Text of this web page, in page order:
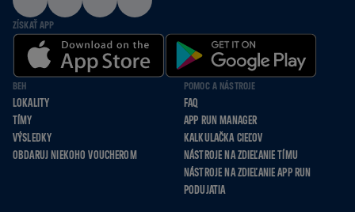
ZÍSKAŤ APP
BEH
LOKALITY
TÍMY
VÝSLEDKY
OBDARUJ NIEKOHO VOUCHEROM
POMOC A NÁSTROJE
FAQ
APP RUN MANAGER
KALKULAČKA CIEĽOV
NÁSTROJE NA ZDIEĽANIE TÍMU
NÁSTROJE NA ZDIEĽANIE APP RUN
PODUJATIA